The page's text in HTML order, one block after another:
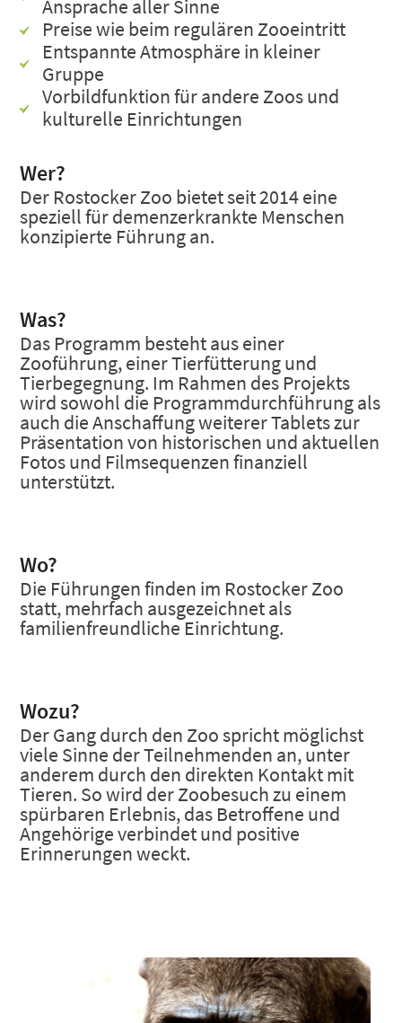
Ansprache aller Sinne
Preise wie beim regulären Zooeintritt
Entspannte Atmosphäre in kleiner
Gruppe
Vorbildfunktion für andere Zoos und
kulturelle Einrichtungen
Wer?
Der Rostocker Zoo bietet seit 2014 eine
speziell für demenzerkrankte Menschen
konzipierte Führung an.
Was?
Das Programm besteht aus einer
Zooführung, einer Tierfütterung und
Tierbegegnung. Im Rahmen des Projekts
wird sowohl die Programmdurchführung als
auch die Anschaffung weiterer Tablets zur
Präsentation von historischen und aktuellen
Fotos und Filmsequenzen finanziell
unterstützt.
Wo?
Die Führungen finden im Rostocker Zoo
statt, mehrfach ausgezeichnet als
familienfreundliche Einrichtung.
Wozu?
Der Gang durch den Zoo spricht möglichst
viele Sinne der Teilnehmenden an, unter
anderem durch den direkten Kontakt mit
Tieren. So wird der Zoobesuch zu einem
spürbaren Erlebnis, das Betroffene und
Angehörige verbindet und positive
Erinnerungen weckt.